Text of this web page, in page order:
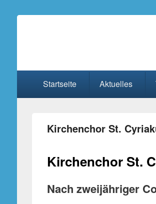
Startseite Aktuelles
Kirchenchor St.
Kirchenchor St.
Nach zweijähriger